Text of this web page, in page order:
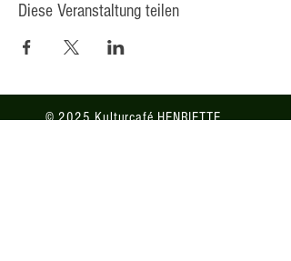
Diese Veranstaltung teilen
© 2025 Kulturcafé HENRIETTE,